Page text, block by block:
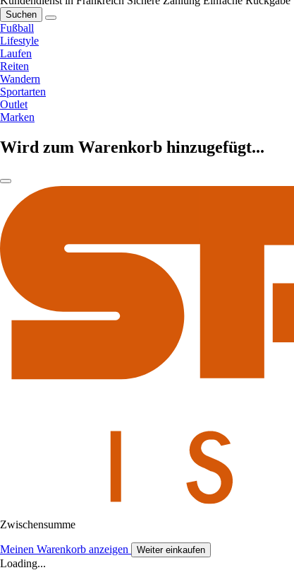
Suchen
Fußball
Lifestyle
Laufen
Reiten
Wandern
Sportarten
Outlet
Marken
Wird zum Warenkorb hinzugefügt...
Zwischensumme
Meinen Warenkorb anzeigen Weiter einkaufen
Loading...